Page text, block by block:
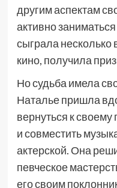
другим аспектам
активно
сыграла несколько
кино, получила
Но судьба имела
Наталье пришла
вернуться к
и совместить
актерской. Она
певческое
его своим